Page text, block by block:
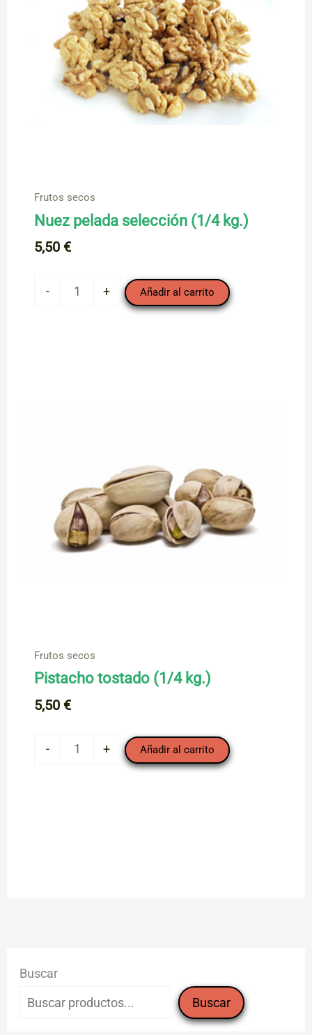
Buscar
Buscar
Frutos secos
Nuez pelada selección (1/4 kg.)
5,50 €
- + Añadir al carrito
Frutos secos
Pistacho tostado (1/4 kg.)
5,50 €
-
Pistacho
+ Añadir al carrito